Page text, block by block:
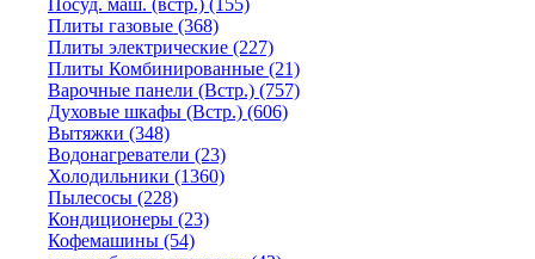
Посуд. маш. (встр.) (155)
Плиты газовые (368)
Плиты электрические (227)
Плиты Комбинированные (21)
Варочные панели (Встр.) (757)
Духовые шкафы (Встр.) (606)
Вытяжки (348)
Водонагреватели (23)
Холодильники (1360)
Пылесосы (228)
Кондиционеры (23)
Кофемашины (54)